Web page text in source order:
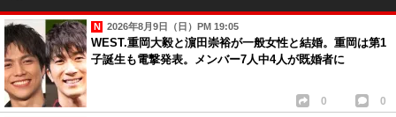
2026年8月9日（日）PM 19:05
WEST.重岡大毅と濵田崇裕が一般女性と結婚。重岡は第1
子誕生も電撃発表。メンバー7人中4人が既婚者に
0 0